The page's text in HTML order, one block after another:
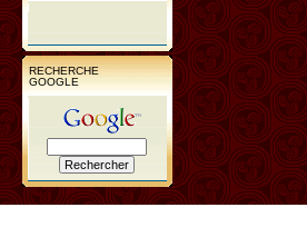
RECHERCHE
GOOGLE